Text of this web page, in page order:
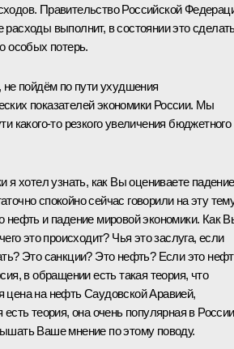
Правительство Российской
расходы выполнит, в состоянии это
особых потерь.
пойдём по пути ухудшения
показателей экономики России. Мы
какого‑то резкого увеличения бюджетного
я хотел узнать, как Вы оцениваете падение
спокойно сейчас говорили на эту
нефть и падение мировой экономики. Как
это происходит? Чья это заслуга, если
Это санкции? Это нефть? Если это
в обращении есть такая теория, что
цена на нефть Саудовской Аравией,
есть теория, она очень популярная в
Ваше мнение по этому поводу.